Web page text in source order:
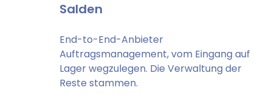
Salden
End-to-End-Anbieter
Auftragsmanagement, vom Eingang auf
Lager wegzulegen. Die Verwaltung der
Reste stammen.